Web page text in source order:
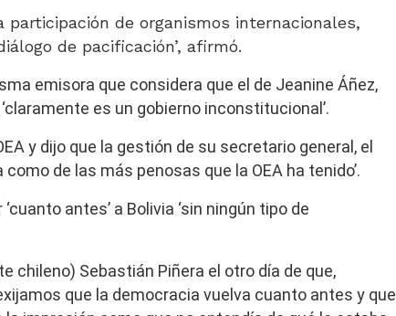
participación de organismos internacionales,
de pacificación’, afirmó.
emisora que considera que el de Jeanine Áñez,
es un gobierno inconstitucional’.
y dijo que la gestión de su secretario general, el
de las más penosas que la OEA ha tenido’.
antes’ a Bolivia ‘sin ningún tipo de
chileno) Sebastián Piñera el otro día de que,
que la democracia vuelva cuanto antes y que